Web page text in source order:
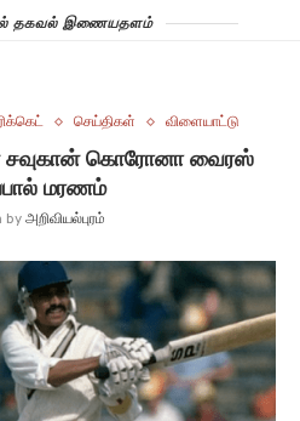
தகவல் இணையதளம்
செய்திகள் விளையாட்டு
சவுகான் கொரோனா வைரஸ்
மரணம்
byஅறிவியல்புரம்